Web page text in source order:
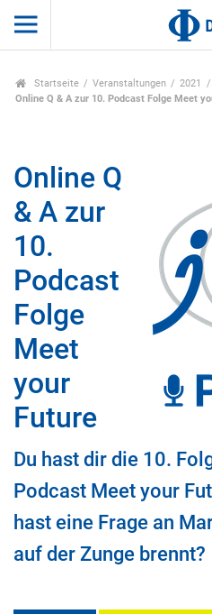
Startseite Veranstaltungen
2021
Online Q & A zur 10. Podcast Folge Meet
Online Q
& A zur
10.
Podcast
Folge
Meet
your
Future
Du hast dir die 10.
Podcast Meet your
hast eine Frage an
auf der Zunge brennt?